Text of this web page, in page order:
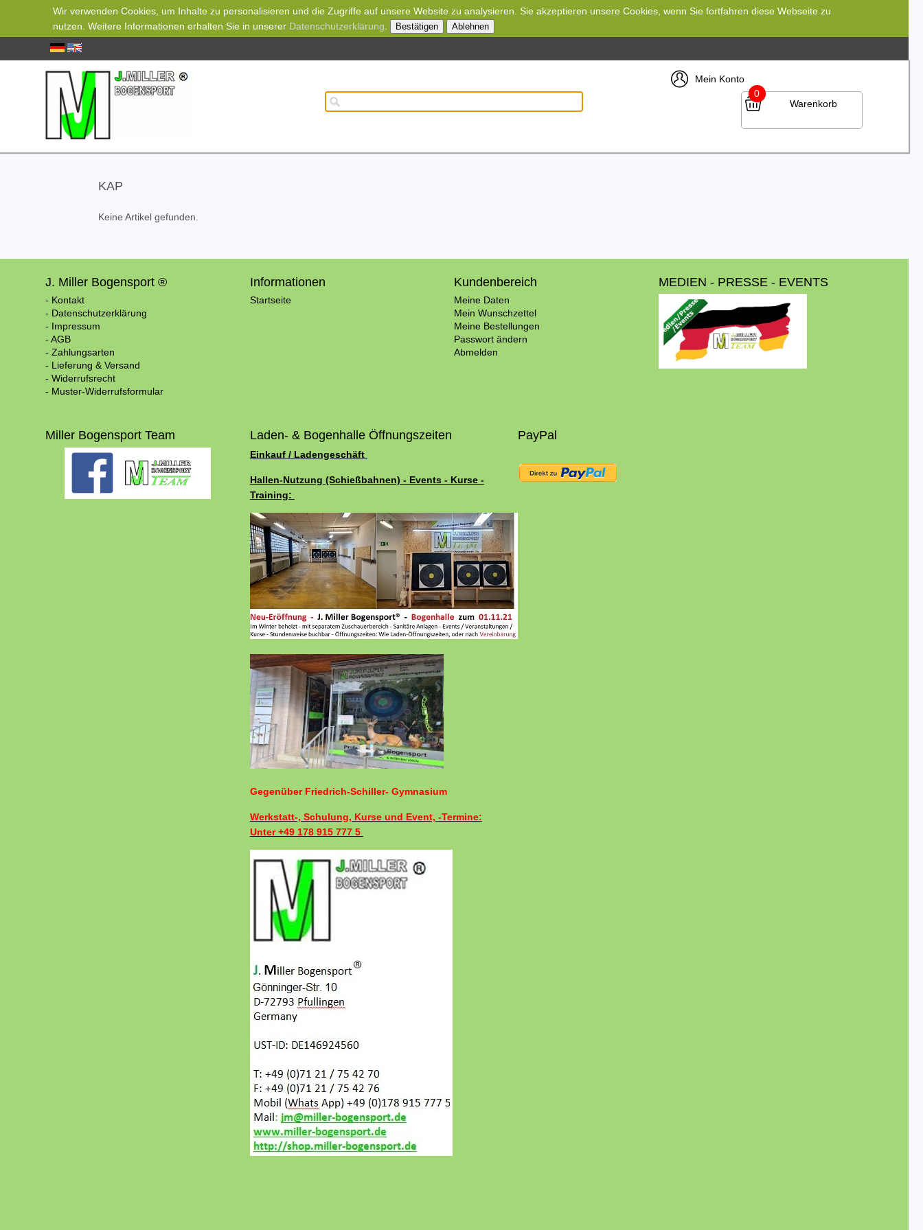
Wir verwenden Cookies, um Inhalte zu personalisieren und die Zugriffe auf unsere Website zu analysieren. Sie akzeptieren unsere Cookies, wenn Sie fortfahren diese Webseite zu
nutzen. Weitere Informationen erhalten Sie in unserer Datenschutzerklärung Bestätigen Ablehnen
Mein Konto
0
Warenkorb
KAP
Keine Artikel gefunden.
J. Miller Bogensport ®
- Kontakt
- Datenschutzerklärung
- Impressum
- AGB
- Zahlungsarten
- Lieferung & Versand
- Widerrufsrecht
- Muster-Widerrufsformular
Informationen
Startseite
Kundenbereich
Meine Daten
Mein Wunschzettel
Meine Bestellungen
Passwort ändern
Abmelden
MEDIEN - PRESSE - EVENTS
Miller Bogensport Team Laden- & Bogenhalle Öffnungszeiten
Einkauf / Ladengeschäft
Hallen-Nutzung (Schießbahnen) - Events - Kurse -
Training:
Gegenüber Friedrich-Schiller- Gymnasium
Werkstatt-, Schulung, Kurse und Event, -Termine:
Unter +49 178 915 777 5
PayPal